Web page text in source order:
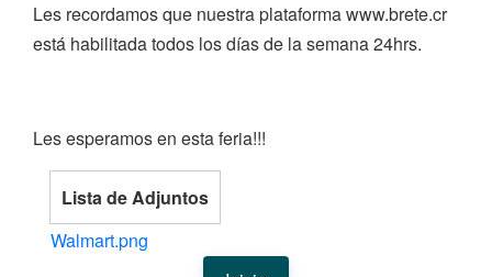
Les recordamos que nuestra plataforma www.brete.cr
está habilitada todos los días de la semana 24hrs.
Les esperamos en esta feria!!!
Lista de Adjuntos
Walmart.png